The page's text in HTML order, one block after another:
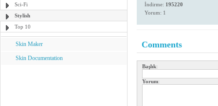
Sci-Fi
Stylish
Top 10
Skin Maker
Skin Documentation
İndirme: 195220
Yorum: 1
Comments
Başlık:
Yorum: